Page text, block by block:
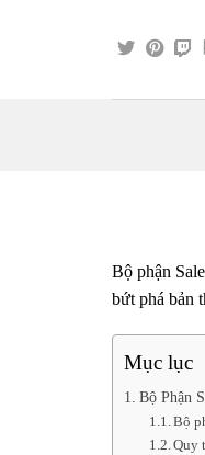
Bộ phận
bứt phá bản
Mục lục
Bộ Phận
Bộ
Quy